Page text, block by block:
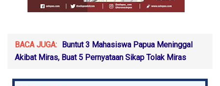
BACA JUGA:
Buntut 3 Mahasiswa Papua Meninggal
Akibat Miras, Buat 5 Pernyataan Sikap Tolak Miras